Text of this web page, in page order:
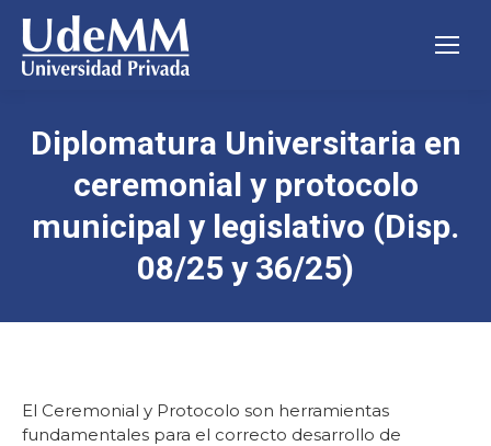
Diplomatura Universitaria en
ceremonial y protocolo
municipal y legislativo (Disp.
08/25 y 36/25)
El Ceremonial y Protocolo son herramientas
fundamentales para el correcto desarrollo de